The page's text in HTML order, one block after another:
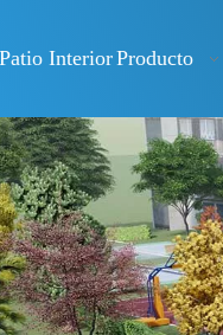
Patio InteriorProducto